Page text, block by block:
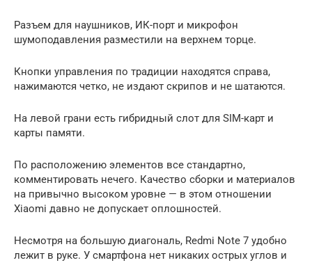
Разъем для наушников, ИК-порт и микрофон
шумоподавления разместили на верхнем торце.
Кнопки управления по традиции находятся справа,
нажимаются четко, не издают скрипов и не шатаются.
На левой грани есть гибридный слот для SIM-карт и
карты памяти.
По расположению элементов все стандартно,
комментировать нечего. Качество сборки и материалов
на привычно высоком уровне — в этом отношении
Xiaomi давно не допускает оплошностей.
Несмотря на большую диагональ, Redmi Note 7 удобно
лежит в руке. У смартфона нет никаких острых углов и